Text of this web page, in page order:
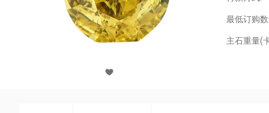
最低订购
主石重量(